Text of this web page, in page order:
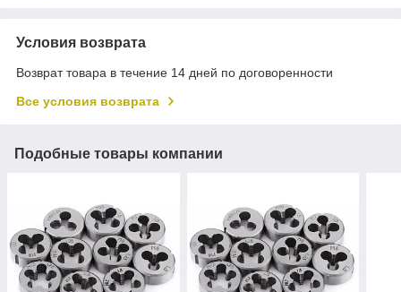
Условия возврата
Возврат товара в течение 14 дней по договоренности
Все условия возврата
Подобные товары компании